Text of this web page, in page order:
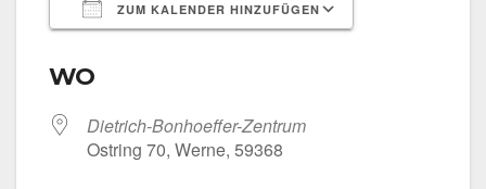
ZUM KALENDER HINZUFÜGEN
WO
Dietrich-Bonhoeffer-Zentrum
Ost­ring 70, Wer­ne, 59368